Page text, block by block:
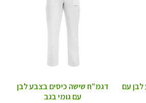
לבן עם
דגמ"ח שישה כיסים בצבע לבן
עם גומי בגב